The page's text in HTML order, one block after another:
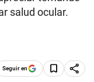
salud ocular.
Seguir en